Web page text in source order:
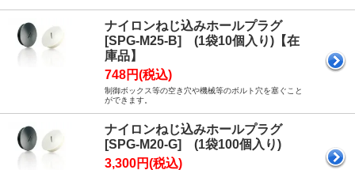
ナイロンねじ込みホールプラグ
[SPG-M25-B] (1袋10個入り)【在
庫品】
748円(税込)
制御ボックス等の空き穴や機械等のボルト穴を塞ぐこと
ができます。
ナイロンねじ込みホールプラグ
[SPG-M20-G] (1袋100個入り)
3,300円(税込)